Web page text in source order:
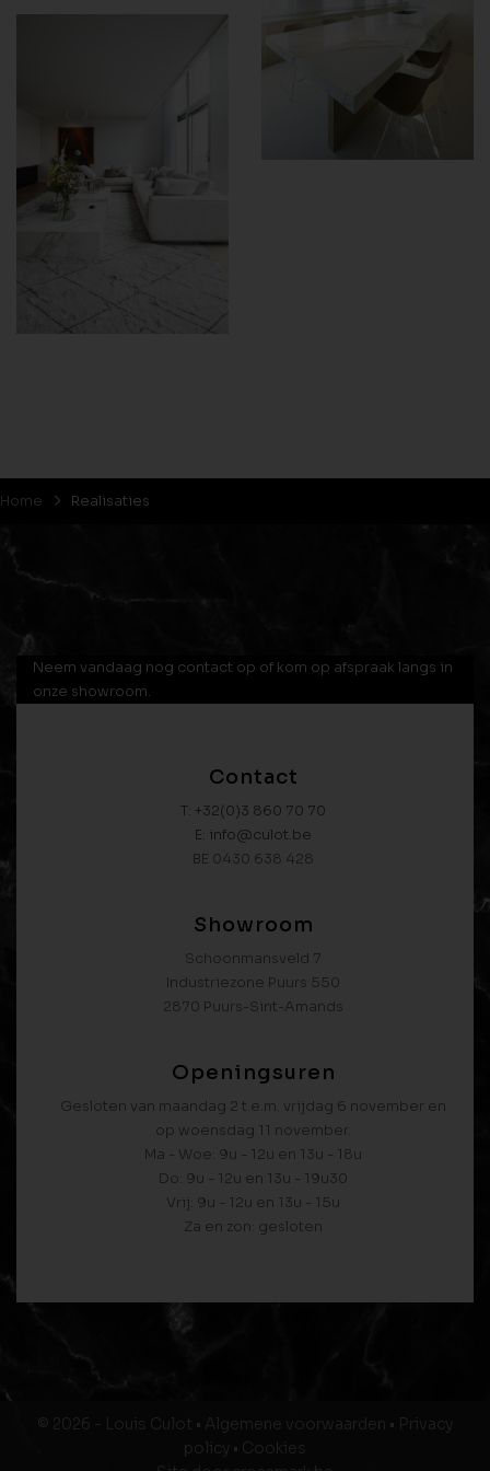
Home Realisaties
Neem vandaag nog contact op of kom op afspraak langs in
onze showroom.
Contact
T: +32(0)3 860 70 70
E: info@culot.be
BE 0430 638 428
Showroom
Schoonmansveld 7
Industriezone Puurs 550
2870 Puurs-Sint-Amands
Openingsuren
Gesloten van maandag 2 t.e.m. vrijdag 6 november en
op woensdag 11 november.
Ma - Woe: 9u - 12u en 13u - 18u
Do: 9u - 12u en 13u - 19u30
Vrij: 9u - 12u en 13u - 15u
Za en zon: gesloten
© 2026 - Louis Culot • Algemene voorwaarden • Privacy
policy • Cookies